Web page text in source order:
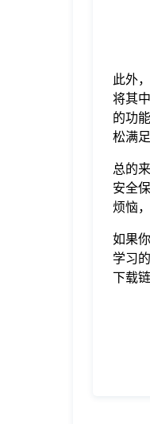
此外
将其
的功
松满
总的
安全
烦恼
如果
学习
下载